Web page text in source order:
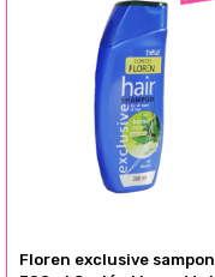
Floren exclusive sampon